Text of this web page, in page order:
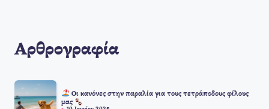
Αρθρογραφία
Οι κανόνες στην παραλία για τους τετράποδους φίλους
μας